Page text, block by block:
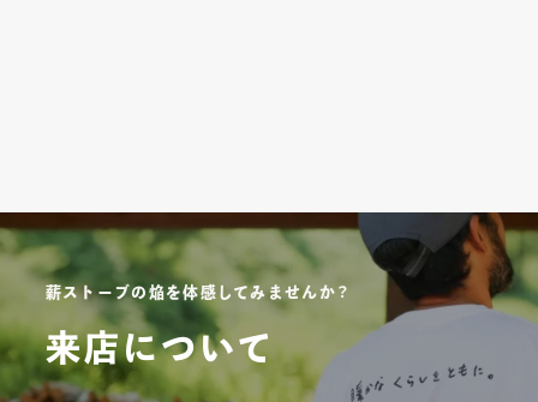
薪ストーブの焔を体感してみませんか？
来店について